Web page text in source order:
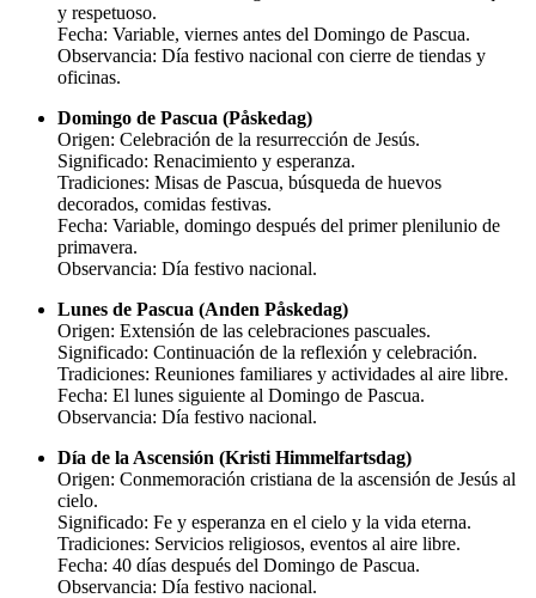
y respetuoso.
Fecha: Variable, viernes antes del Domingo de Pascua.
Observancia: Día festivo nacional con cierre de tiendas y
oficinas.
Domingo de Pascua (Påskedag)
Origen: Celebración de la resurrección de Jesús.
Significado: Renacimiento y esperanza.
Tradiciones: Misas de Pascua, búsqueda de huevos
decorados, comidas festivas.
Fecha: Variable, domingo después del primer plenilunio de
primavera.
Observancia: Día festivo nacional.
Lunes de Pascua (Anden Påskedag)
Origen: Extensión de las celebraciones pascuales.
Significado: Continuación de la reflexión y celebración.
Tradiciones: Reuniones familiares y actividades al aire libre.
Fecha: El lunes siguiente al Domingo de Pascua.
Observancia: Día festivo nacional.
Día de la Ascensión (Kristi Himmelfartsdag)
Origen: Conmemoración cristiana de la ascensión de Jesús al
cielo.
Significado: Fe y esperanza en el cielo y la vida eterna.
Tradiciones: Servicios religiosos, eventos al aire libre.
Fecha: 40 días después del Domingo de Pascua.
Observancia: Día festivo nacional.